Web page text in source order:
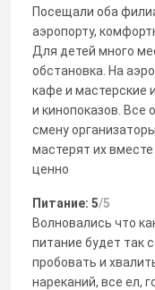
Посещали оба
аэропорту,
Для детей много
обстановка. На
кафе и мастерские
и кинопоказов. Все
смену
мастерят их
ценно
Питание: 5/5
Волновались что
питание будет так
пробовать и
нареканий, все ел,